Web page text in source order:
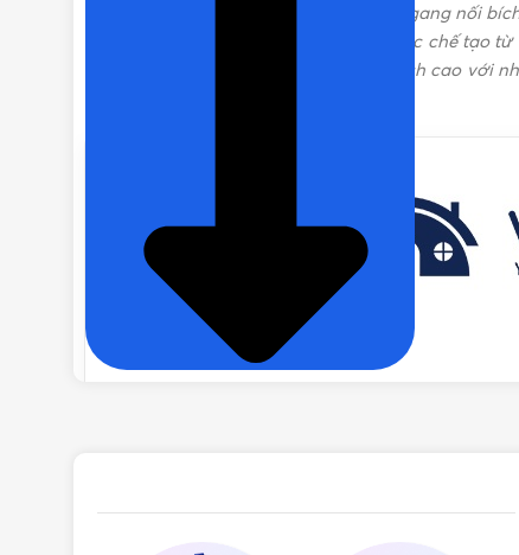
THƯƠNG HIỆU ĐỒNG HỒ NƯỚC
LOẠI ĐỒNG HỒ
thân gang nối
suất hoạt động ổn định. Sản phẩm được chế tạo
trong lắp đặt và đảm bảo độ tương thích cao với